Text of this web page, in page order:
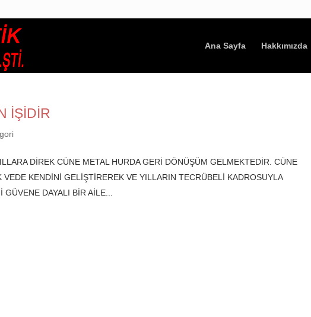
Ana Sayfa Hakkımızda
İŞİDİR
DİREK CÜNE METAL HURDA GERİ DÖNÜŞÜM GELMEKTEDİR. CÜNE
KENDİNİ GELİŞTİREREK VE YILLARIN TECRÜBELİ KADROSUYLA
DAYALI BİR AİLE...